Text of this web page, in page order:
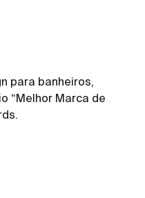
para banheiros,
“Melhor Marca de